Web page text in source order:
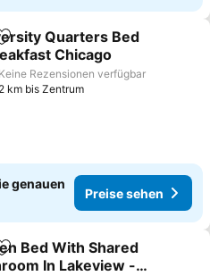
Zu Favoriten hinzufügen
Quarters Bed
Chicago
Keine Rezensionen verfügbar
km bis Zentrum
genauen
Preise sehen
Zu Favoriten hinzufügen
Bed With Shared
In Lakeview -